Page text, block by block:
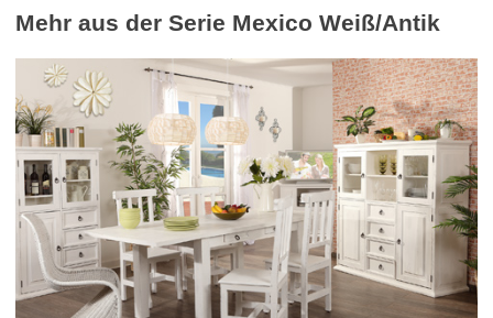
Mehr aus der Serie Mexico Weiß/Antik